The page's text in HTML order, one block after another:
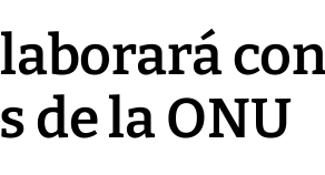
de la ONU